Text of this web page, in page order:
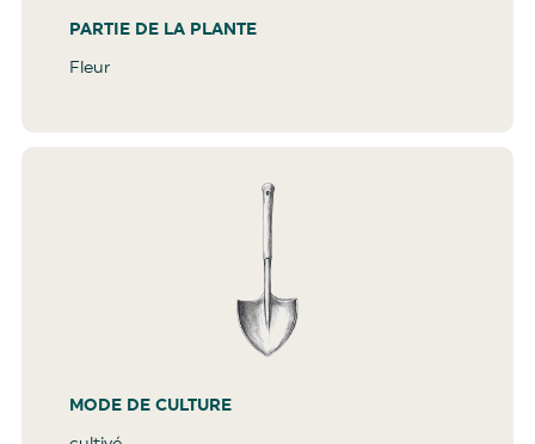
PARTIE DE LA PLANTE
Fleur
MODE DE CULTURE